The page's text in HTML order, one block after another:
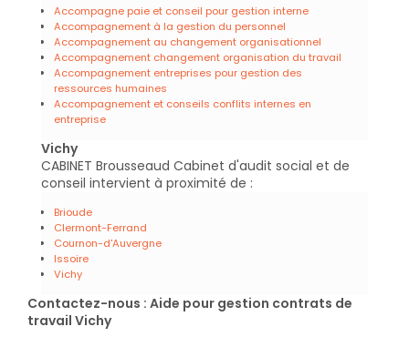
Accompagne paie et conseil pour gestion interne
Accompagnement à la gestion du personnel
Accompagnement au changement organisationnel
Accompagnement changement organisation du travail
Accompagnement entreprises pour gestion des
ressources humaines
Accompagnement et conseils conflits internes en
entreprise
Vichy
CABINET Brousseaud Cabinet d'audit social et de
conseil intervient à proximité de :
Brioude
Clermont-Ferrand
Cournon-d'Auvergne
Issoire
Vichy
Contactez-nous : Aide pour gestion contrats de
travail Vichy